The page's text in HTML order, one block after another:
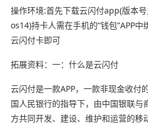
操作环境:首先下载云闪付app(版本
os14)持卡人需在手机的“钱包”APP
云闪付卡即可
拓展资料：一：什么是云闪付
云闪付是一款APP，一款非现金收付
国人民银行的指导下，由中国银联与
方共同开发、建设、维护和运营的